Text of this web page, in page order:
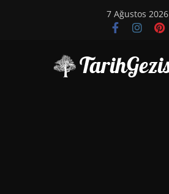
7 Ağustos 2026